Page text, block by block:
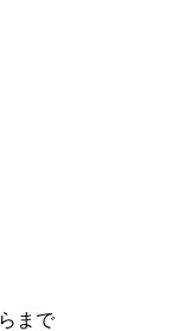
まで